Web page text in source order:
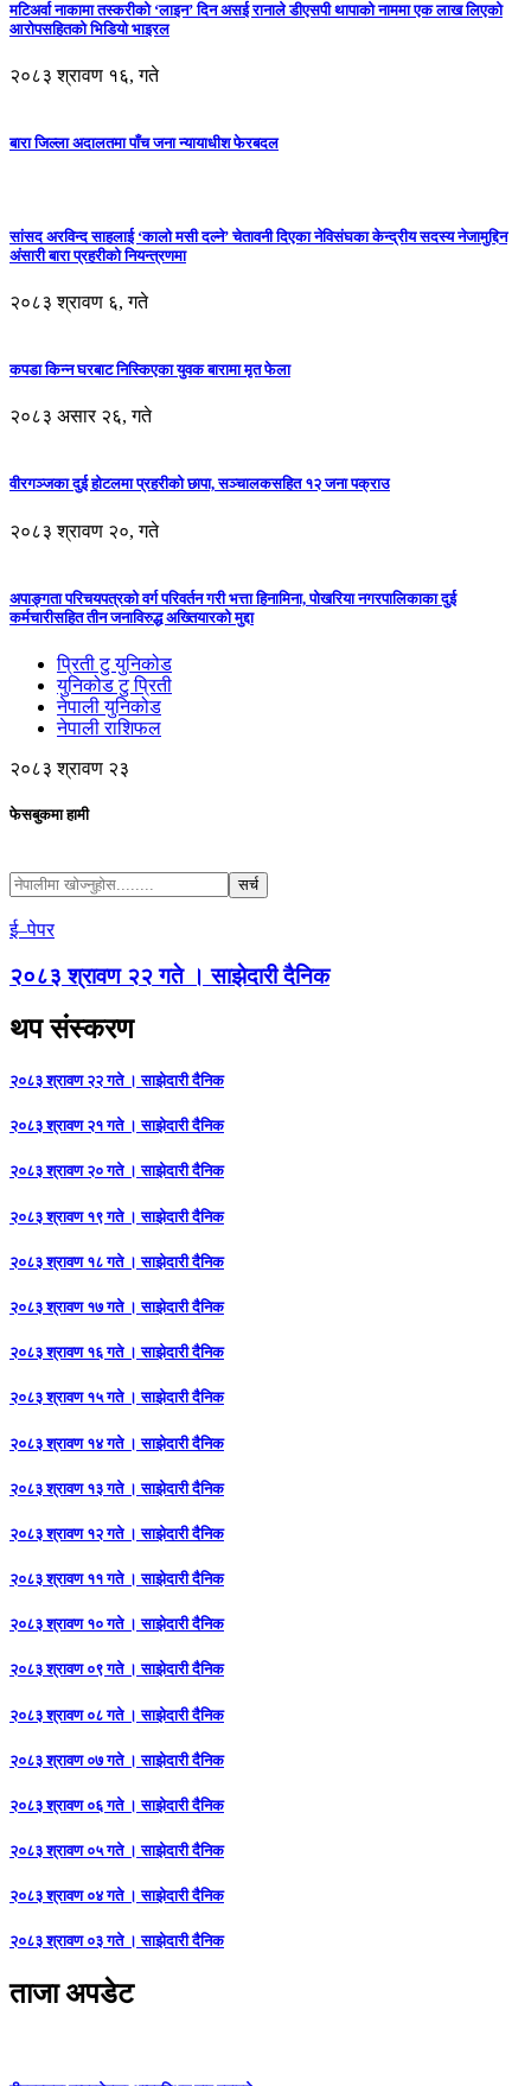
मटिअर्वा नाकामा तस्करीको ‘लाइन’ दिन असई रानाले डीएसपी थापाको नाममा एक लाख लिएको
आरोपसहितको भिडियो भाइरल
२०८३ श्रावण १६, गते
बारा जिल्ला अदालतमा पाँच जना न्यायाधीश फेरबदल
सांसद अरविन्द साहलाई ‘कालो मसी दल्ने’ चेतावनी दिएका नेविसंघका केन्द्रीय सदस्य नेजामुद्दिन
अंसारी बारा प्रहरीको नियन्त्रणमा
२०८३ श्रावण ६, गते
कपडा किन्न घरबाट निस्किएका युवक बारामा मृत फेला
२०८३ असार २६, गते
वीरगञ्जका दुई होटलमा प्रहरीको छापा, सञ्चालकसहित १२ जना पक्राउ
२०८३ श्रावण २०, गते
अपाङ्गता परिचयपत्रको वर्ग परिवर्तन गरी भत्ता हिनामिना, पोखरिया नगरपालिकाका दुई
कर्मचारीसहित तीन जनाविरुद्ध अख्तियारको मुद्दा
प्रिती टु युनिकोड
युनिकोड टु प्रिती
नेपाली युनिकोड
नेपाली राशिफल
२०८३ श्रावण २३
फेसबुकमा हामी
ई–पेपर
२०८३ श्रावण २२ गते । साझेदारी दैनिक
थप संस्करण
२०८३ श्रावण २२ गते । साझेदारी दैनिक
२०८३ श्रावण २१ गते । साझेदारी दैनिक
२०८३ श्रावण २० गते । साझेदारी दैनिक
२०८३ श्रावण १९ गते । साझेदारी दैनिक
२०८३ श्रावण १८ गते । साझेदारी दैनिक
२०८३ श्रावण १७ गते । साझेदारी दैनिक
२०८३ श्रावण १६ गते । साझेदारी दैनिक
२०८३ श्रावण १५ गते । साझेदारी दैनिक
२०८३ श्रावण १४ गते । साझेदारी दैनिक
२०८३ श्रावण १३ गते । साझेदारी दैनिक
२०८३ श्रावण १२ गते । साझेदारी दैनिक
२०८३ श्रावण ११ गते । साझेदारी दैनिक
२०८३ श्रावण १० गते । साझेदारी दैनिक
२०८३ श्रावण ०९ गते । साझेदारी दैनिक
२०८३ श्रावण ०८ गते । साझेदारी दैनिक
२०८३ श्रावण ०७ गते । साझेदारी दैनिक
२०८३ श्रावण ०६ गते । साझेदारी दैनिक
२०८३ श्रावण ०५ गते । साझेदारी दैनिक
२०८३ श्रावण ०४ गते । साझेदारी दैनिक
२०८३ श्रावण ०३ गते । साझेदारी दैनिक
ताजा अपडेट